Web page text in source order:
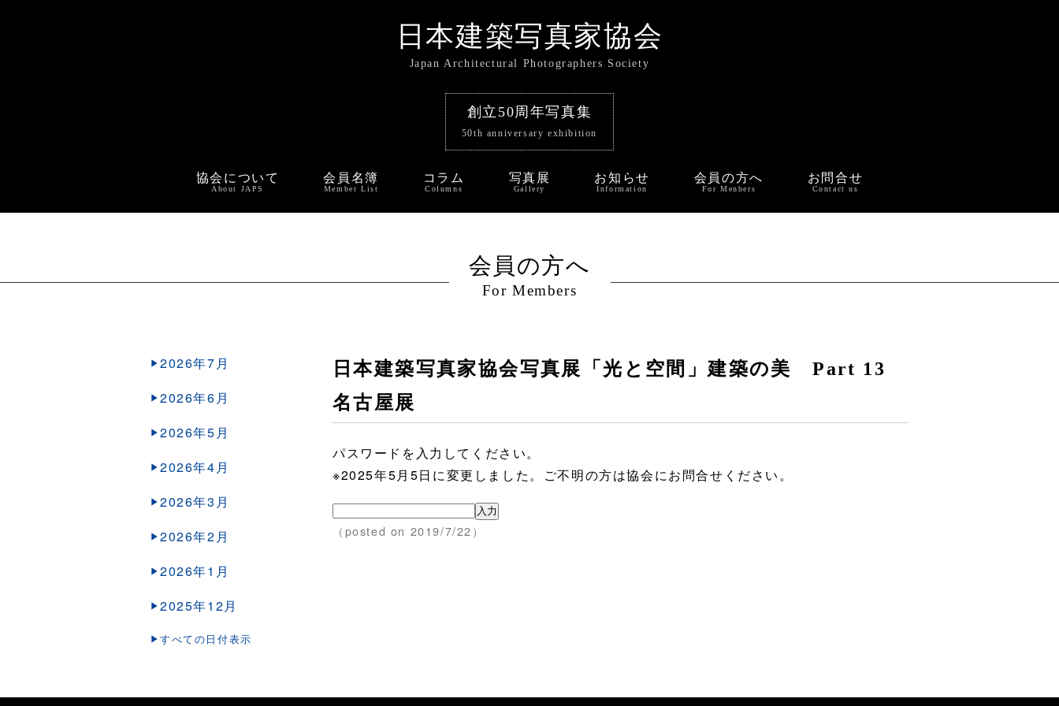
日本建築写真家協会
Japan Architectural Photographers Society
創立50周年写真集
50th anniversary exhibition
協会について
About JAPS
会員名簿
Member List
コラム
Columns
写真展
Gallery
お知らせ
Information
会員の方へ
For Menbers
お問合せ
Contact us
会員の方へ
For Members
2026年7月
2026年6月
2026年5月
2026年4月
2026年3月
2026年2月
2026年1月
2025年12月
すべての日付表示
日本建築写真家協会写真展「光と空間」建築の美 Part 13
名古屋展
パスワードを入力してください。
※2025年5月5日に変更しました。ご不明の方は協会にお問合せください。
（posted on 2019/7/22）